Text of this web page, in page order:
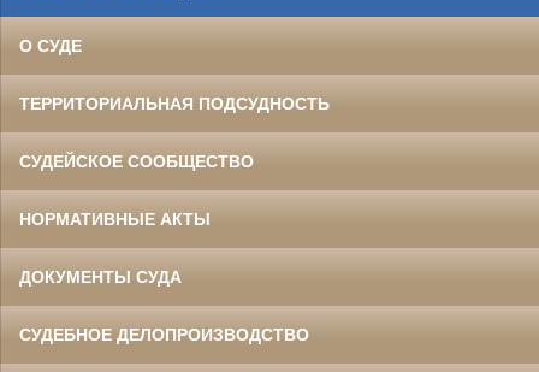
О СУДЕ
ТЕРРИТОРИАЛЬНАЯ ПОДСУДНОСТЬ
СУДЕЙСКОЕ СООБЩЕСТВО
НОРМАТИВНЫЕ АКТЫ
ДОКУМЕНТЫ СУДА
СУДЕБНОЕ ДЕЛОПРОИЗВОДСТВО